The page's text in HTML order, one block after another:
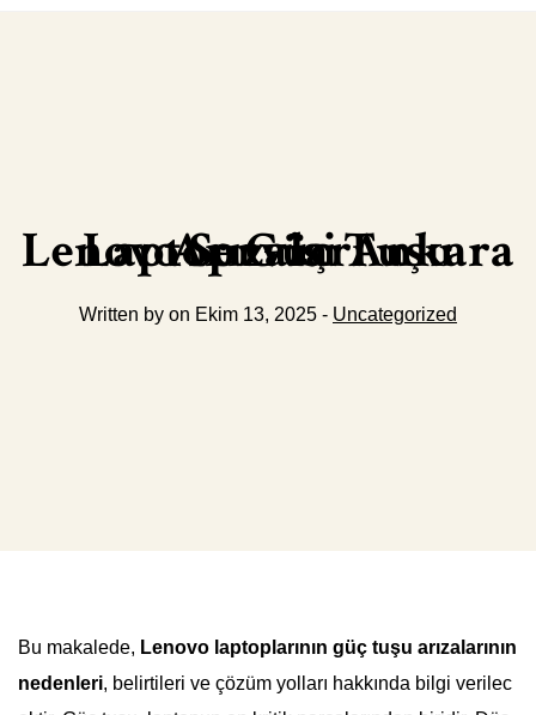
Lenovo Servisi Ankara Laptop Güç Tuşu Arızaları
Written by on Ekim 13, 2025 - Uncategorized
Bu makalede, Lenovo laptoplarının güç tuşu arızalarının
nedenleri, belirtileri ve çözüm yolları hakkında bilgi verilec